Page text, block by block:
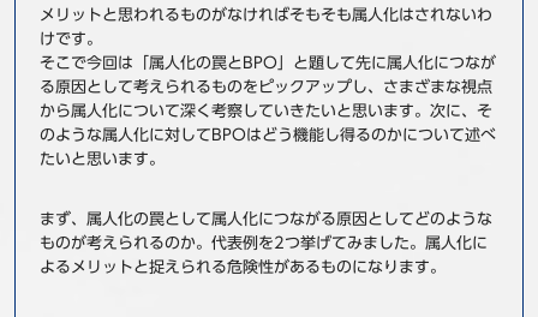
BBSグループネットワーク サステナビリティ 企業情報
株主・投資家情報 採用情報
セミナ−
ニュース
お問い合わせ
メリットと思われるものがなければそもそも属人化はされないわ
けです。
そこで今回は「属人化の罠とBPO」と題して先に属人化につなが
る原因として考えられるものをピックアップし、さまざまな視点
から属人化について深く考察していきたいと思います。次に、そ
のような属人化に対してBPOはどう機能し得るのかについて述べ
たいと思います。
まず、属人化の罠として属人化につながる原因としてどのような
ものが考えられるのか。代表例を2つ挙げてみました。属人化に
よるメリットと捉えられる危険性があるものになります。